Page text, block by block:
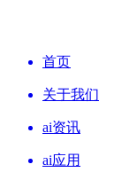
首页
关于我们
ai资讯
ai应用